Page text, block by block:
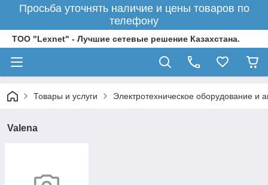
Просьба уточнять наличие и цены товаров по
телефону
ТОО "Lexnet" - Лучшие сетевые решение Казахстана.
Товары и услуги Электротехническое оборудование и
Valena